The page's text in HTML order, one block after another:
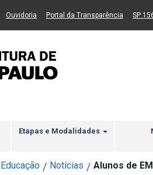
menu principal 2 Ir para busca Ir
para um novo sítio)
Ouvidoria (Link para um novo sítio)
Portal da Transparência (Link
SP
Etapas e Modalidades
/ Notícias / Alunos de